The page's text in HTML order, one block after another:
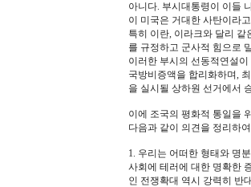
아니다. 부시대통령이 이들
이 미국은 거대한 사탄이라
특히 이란, 이라크와 달리
를 규정하고 군사적 힘으로
이러한 부시의 선동적연설
국방비증액을 합리화하며,
을 실시될 상하원 선거에서
이에 조국의 평화적 통일을
다음과 같이 의견을 정리하
1. 우리는 어떠한 형태와 명
사회에 테러에 대한 명확한
인 전쟁확대 역시 강력히 반